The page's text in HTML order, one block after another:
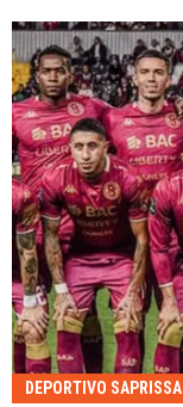
DEPORTIVO SAPRISSA